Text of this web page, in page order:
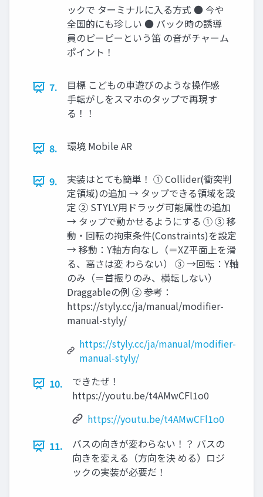
ックで ターミナルに入る方式 ● 今や
全国的にも珍しい ● バック時の誘導
員のピーピーという笛 の音がチャーム
ポイント！
7.
目標 こどもの車遊びのような操作感
手転がしをスマホのタップで再現す
る！！
8. 環境 Mobile AR
9.
実装はとても簡単！ ① Collider(衝突判
定領域)の追加 → タップできる領域を設
定 ② STYLY用ドラッグ可能属性の追加
→ タップで動かせるようにする ① ③ 移
動・回転の拘束条件(Constraints)を設定
→ 移動：Y軸方向なし（＝XZ平面上を滑
る、高さは変 わらない） ③ →回転：Y軸
のみ（＝首振りのみ、横転しない）
Draggableの例 ② 参考：
https://styly.cc/ja/manual/modifier-
manual-styly/
https://styly.cc/ja/manual/modifier-
manual-styly/
10.
できたぜ！
https://youtu.be/t4AMwCFl1o0
https://youtu.be/t4AMwCFl1o0
11.
バスの向きが変わらない！？ バスの
向きを変える（方向を決 める）ロジ
ックの実装が必要だ！